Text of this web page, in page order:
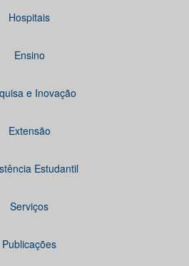
Hospitais
Ensino
e Inovação
Extensão
Estudantil
Serviços
Publicações